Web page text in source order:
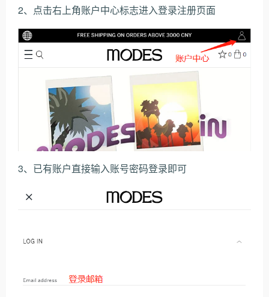
2、点击右上角账户中心标志进入登录注册页面
3、已有账户直接输入账号密码登录即可